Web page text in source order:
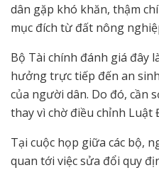
dân gặp khó khăn, thậm
mục đích từ đất nông
Bộ Tài chính đánh giá đây
hưởng trực tiếp đến an
của người dân. Do đó, cần
thay vì chờ điều chỉnh Luật
Tại cuộc họp giữa các bộ,
quan tới việc sửa đổi quy